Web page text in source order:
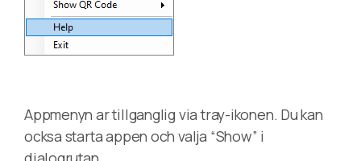
Appmenyn ar tillganglig via tray-ikonen. Du kan
ocksa starta appen och valja “Show” i